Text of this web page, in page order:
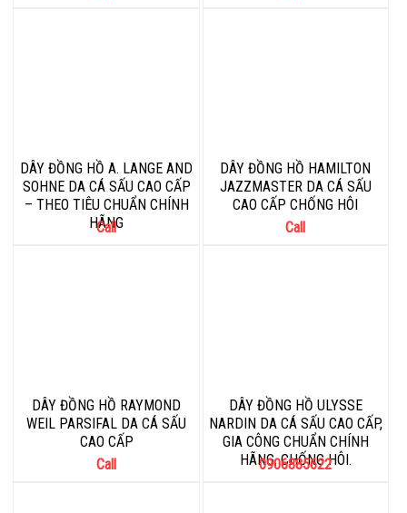
DÂY ĐỒNG HỒ A. LANGE AND
SOHNE DA CÁ SẤU CAO CẤP
– THEO TIÊU CHUẨN CHÍNH
HÃNG
Call
DÂY ĐỒNG HỒ HAMILTON
JAZZMASTER DA CÁ SẤU
CAO CẤP CHỐNG HÔI
Call
DÂY ĐỒNG HỒ RAYMOND
WEIL PARSIFAL DA CÁ SẤU
CAO CẤP
Call
DÂY ĐỒNG HỒ ULYSSE
NARDIN DA CÁ SẤU CAO CẤP,
GIA CÔNG CHUẨN CHÍNH
HÃNG, CHỐNG HÔI.
0906885622